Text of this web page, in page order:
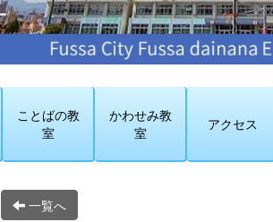
ことばの教
室
かわせみ教
室
アクセス
一覧へ